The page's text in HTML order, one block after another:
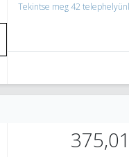
Tekintse meg 42